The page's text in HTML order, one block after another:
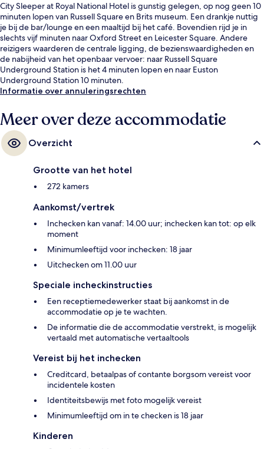
City Sleeper at Royal National Hotel is gunstig gelegen, op nog geen 10
minuten lopen van Russell Square en Brits museum. Een drankje nuttig
je bij de bar/lounge en een maaltijd bij het café. Bovendien rijd je in
slechts vijf minuten naar Oxford Street en Leicester Square. Andere
reizigers waarderen de centrale ligging, de bezienswaardigheden en
de nabijheid van het openbaar vervoer: naar Russell Square
Underground Station is het 4 minuten lopen en naar Euston
Underground Station 10 minuten.
Informatie over annuleringsrechten
Meer over deze accommodatie
Overzicht
Grootte van het hotel
272 kamers
Aankomst/vertrek
Inchecken kan vanaf: 14.00 uur; inchecken kan tot: op elk
moment
Minimumleeftijd voor inchecken: 18 jaar
Uitchecken om 11.00 uur
Speciale incheckinstructies
Een receptiemedewerker staat bij aankomst in de
accommodatie op je te wachten.
De informatie die de accommodatie verstrekt, is mogelijk
vertaald met automatische vertaaltools
Vereist bij het inchecken
Creditcard, betaalpas of contante borgsom vereist voor
incidentele kosten
Identiteitsbewijs met foto mogelijk vereist
Minimumleeftijd om in te checken is 18 jaar
Kinderen